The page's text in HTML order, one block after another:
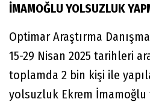
İMAMOĞLU YOLSUZLUK
Optimar Araştırma
15-29 Nisan 2025 tarihleri
toplamda 2 bin kişi ile
yolsuzluk Ekrem